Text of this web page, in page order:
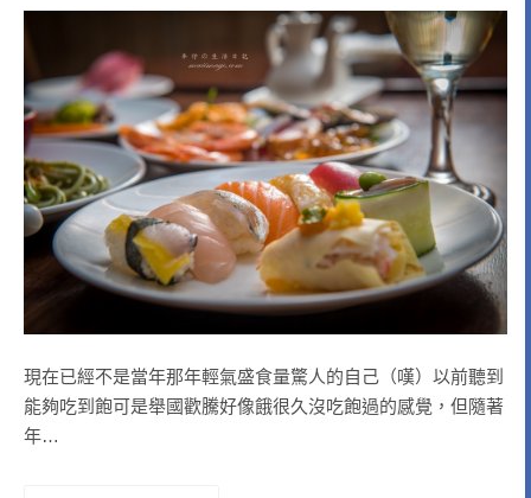
現在已經不是當年那年輕氣盛食量驚人的自己（嘆）以前聽到
能夠吃到飽可是舉國歡騰好像餓很久沒吃飽過的感覺，但隨著
年…